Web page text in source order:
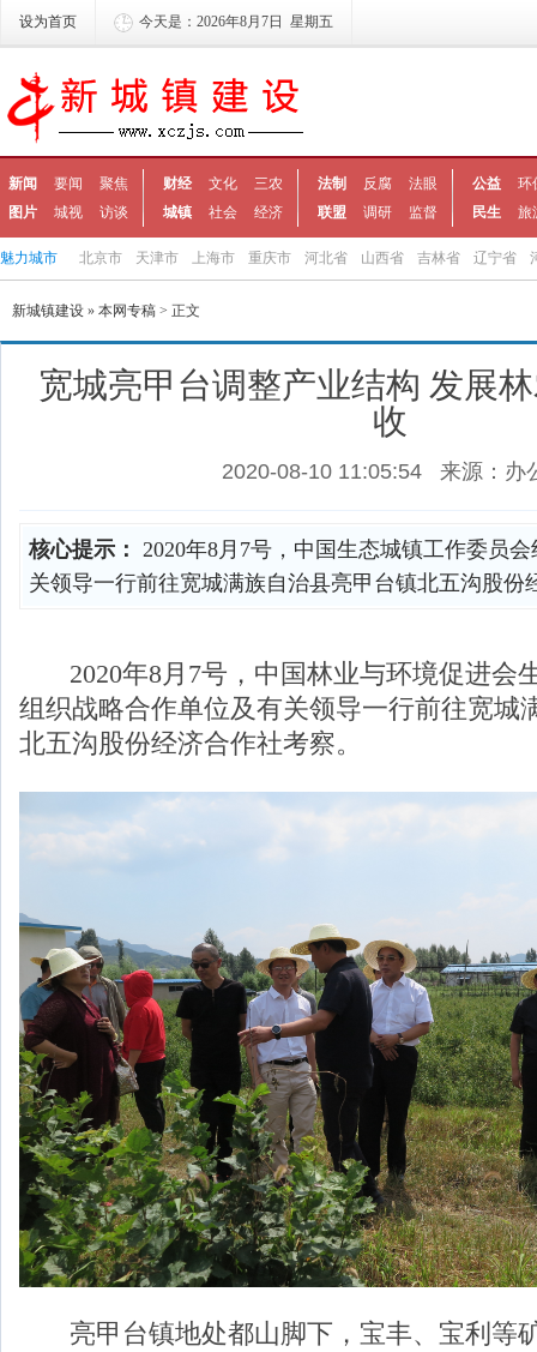
设为首页 今天是：2026年8月7日 星期五
新闻 要闻
聚焦
图片
城视 访谈
财经 文化
三农
城镇
社会 经济
法制 反腐
法眼
联盟
调研 监督
公益
环
民生
旅
魅力城市 北京市 天津市 上海市 重庆市 河北省 山西省 吉林省 辽宁省
新城镇建设 » 本网专稿 > 正文
宽城亮甲台调整产业结构 发展
收
2020-08-10 11:05:54 来源：办
核心提示： 2020年8月7号，中国生态城镇工作委员
关领导一行前往宽城满族自治县亮甲台镇北五沟股份
2020年8月7号，中国林业与环境促进会
组织战略合作单位及有关领导一行前往宽城
北五沟股份经济合作社考察。
亮甲台镇地处都山脚下，宝丰、宝利等